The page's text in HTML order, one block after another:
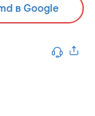
в Google